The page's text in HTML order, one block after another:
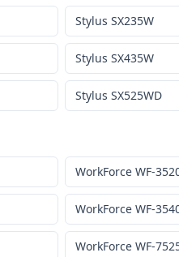
Stylus SX235W
Stylus SX435W
Stylus SX525WD
WorkForce WF-
WorkForce WF-
WorkForce WF-